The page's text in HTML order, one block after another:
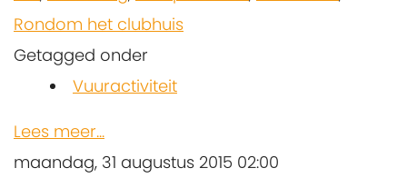
Rondom het clubhuis
Getagged onder
Vuuractiviteit
Lees meer...
maandag, 31 augustus 2015 02:00